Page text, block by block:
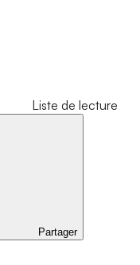
Liste de lecture
Partager